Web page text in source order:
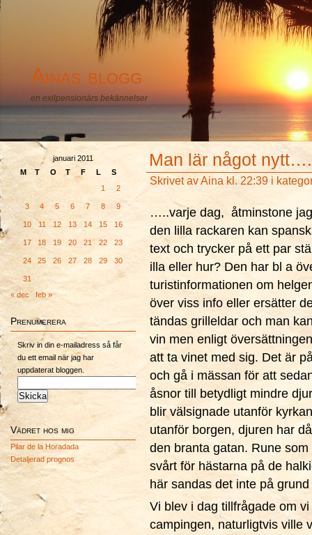
Ainas blogg
en exilpensionärs bekännelser
januari 2011
M
T O T F L
S
1
2
3 4 5 6 7 8 9
10 11 12 13 14 15 16
17 18 19 20 21 22 23
24 25 26 27 28 29 30
31
« dec
feb »
Prenumerera
Skriv in din e-mailadress så får
du ett email när jag har
uppdaterat bloggen.
Vädret hos mig
Pilar de la Horadada
Detaljerad prognos
Man lär något nytt….
Skrivet avAina kl. 22:39 i
…..varje dag, åtminstone
den lilla rackaren kan
text och trycker på ett par
illa eller hur? Den har bl a
turistinformationen om
över viss info eller ersätter
tändas grilleldar och man
vin men enligt
att ta vinet med sig. Det är
och gå i mässan för att
åsnor till betydligt mindre
blir välsignade utanför
utanför borgen, djuren har
den branta gatan. Rune
svårt för hästarna på de
här sandas det inte på
Vi blev i dag tillfrågade om
campingen, naturligtvis ville